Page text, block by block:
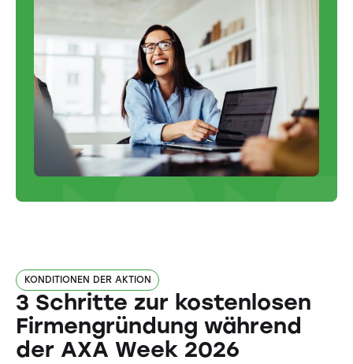
KONDITIONEN DER AKTION
3 Schritte zur kostenlosen
Firmengründung während
der AXA Week 2026